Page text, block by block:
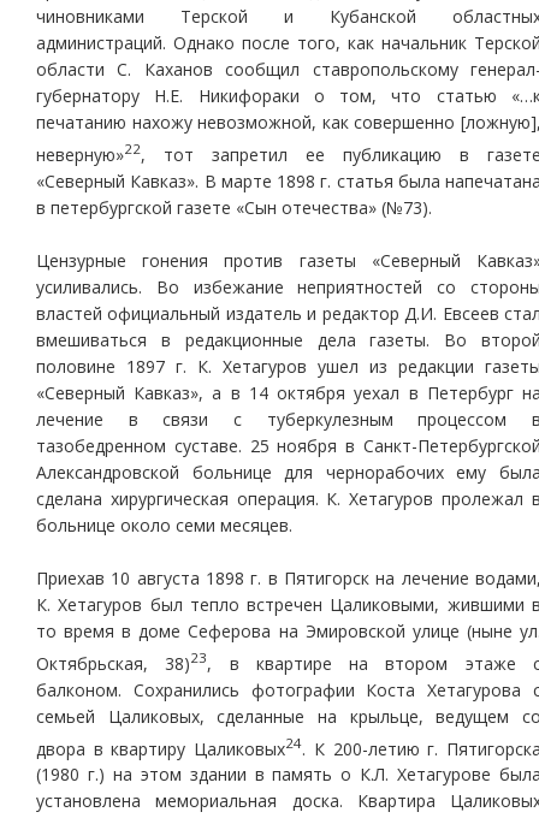
чиновниками Терской и Кубанской
администраций. Однако после того, как начальник
области С. Каханов сообщил ставропольскому
губернатору Н.Е. Никифораки о том, что статью
печатанию нахожу невозможной, как совершенно
неверную»22, тот запретил ее публикацию в
«Северный Кавказ». В марте 1898 г. статья была
в петербургской газете «Сын отечества» (№73).
Цензурные гонения против газеты «Северный
усиливались. Во избежание неприятностей со
властей официальный издатель и редактор Д.И. Евсеев
вмешиваться в редакционные дела газеты. Во
половине 1897 г. К. Хетагуров ушел из редакции
«Северный Кавказ», а в 14 октября уехал в Петербург
лечение в связи с туберкулезным процессом
тазобедренном суставе. 25 ноября в Санкт-
Александровской больнице для чернорабочих ему
сделана хирургическая операция. К. Хетагуров пролежал
больнице около семи месяцев.
Приехав 10 августа 1898 г. в Пятигорск на лечение
К. Хетагуров был тепло встречен Цаликовыми, жившими
то время в доме Сеферова на Эмировской улице (ныне
Октябрьская, 38)23, в квартире на втором этаже
балконом. Сохранились фотографии Коста Хетагурова
семьей Цаликовых, сделанные на крыльце, ведущем
двора в квартиру Цаликовых24. К 200-летию г.
(1980 г.) на этом здании в память о К.Л. Хетагурове
установлена мемориальная доска. Квартира